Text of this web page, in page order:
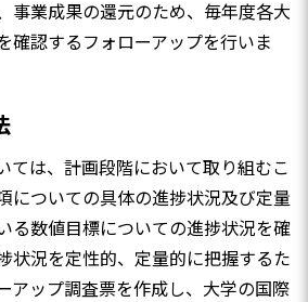
事業成果の還元のため、毎年度各大
確認するフォローアップを行いま
ては、計画段階において取り組むこ
についての具体の進捗状況及び定量
る数値目標についての進捗状況を確
状況を定性的、定量的に把握するた
アップ調査票を作成し、大学の国際